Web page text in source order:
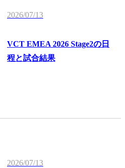
2026/07/13
VCT EMEA 2026 Stage2の日
程と試合結果
2026/07/13